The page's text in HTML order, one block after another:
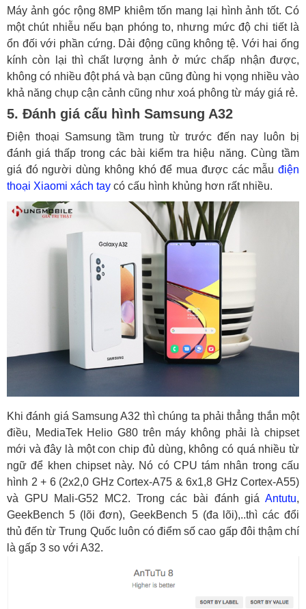
Máy ảnh góc rộng 8MP khiêm tốn mang lại hình ảnh tốt. Có
một chút nhiễu nếu bạn phóng to, nhưng mức độ chi tiết là
ổn đối với phần cứng. Dải động cũng không tệ. Với hai ống
kính còn lại thì chất lượng ảnh ở mức chấp nhận được,
không có nhiều đột phá và bạn cũng đùng hi vọng nhiều vào
khả năng chụp cận cảnh cũng như xoá phông từ máy giá rẻ.
5. Đánh giá cấu hình Samsung A32
Điện thoại Samsung tầm trung từ trước đến nay luôn bị
đánh giá thấp trong các bài kiểm tra hiệu năng. Cùng tầm
giá đó người dùng không khó để mua được các mẫu điện
thoại Xiaomi xách tay có cấu hình khủng hơn rất nhiều.
Khi đánh giá Samsung A32 thì chúng ta phải thẳng thắn một
điều, MediaTek Helio G80 trên máy không phải là chipset
mới và đây là một con chip đủ dùng, không có quá nhiều từ
ngữ để khen chipset này. Nó có CPU tám nhân trong cấu
hình 2 + 6 (2x2,0 GHz Cortex-A75 & 6x1,8 GHz Cortex-A55)
và GPU Mali-G52 MC2. Trong các bài đánh giá Antutu,
GeekBench 5 (lõi đơn), GeekBench 5 (đa lõi),..thì các đổi
thủ đến từ Trung Quốc luôn có điểm số cao gấp đôi thậm chí
là gấp 3 so với A32.